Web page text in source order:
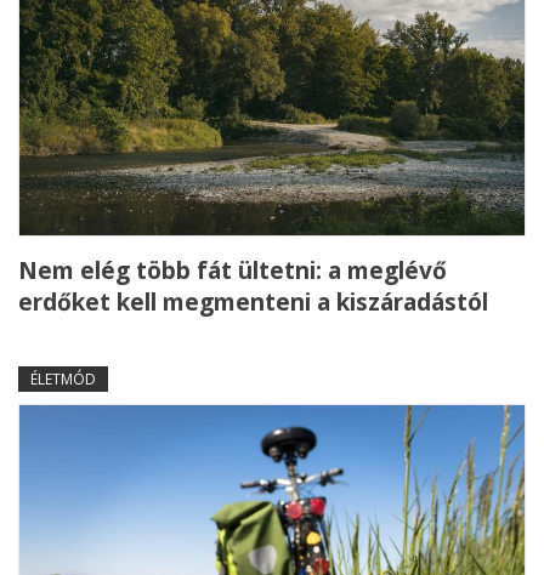
Nem elég több fát ültetni: a meglévő
erdőket kell megmenteni a kiszáradástól
ÉLETMÓD